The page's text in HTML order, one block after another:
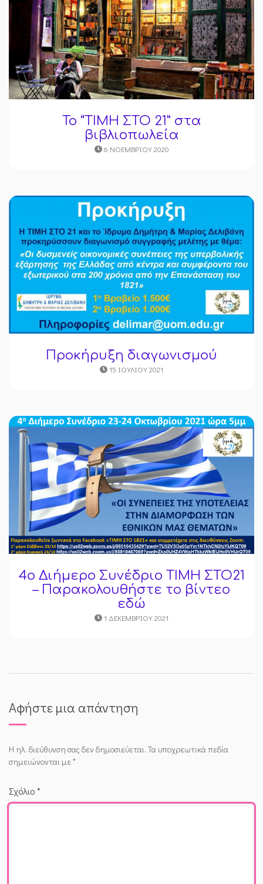
Το “ΤΙΜΗ ΣΤΟ 21” στα
βιβλιοπωλεία
6 ΝΟΕΜΒΡΊΟΥ 2020
Προκήρυξη διαγωνισμού
15 ΙΟΥΛΊΟΥ 2021
4o Διήμερο Συνέδριο ΤΙΜΗ ΣΤΟ21
– Παρακολουθήστε το βίντεο
εδώ
1 ΔΕΚΕΜΒΡΊΟΥ 2021
Αφήστε μια απάντηση
Η ηλ. διεύθυνση σας δεν δημοσιεύεται. Τα υποχρεωτικά πεδία
σημειώνονται με*
Σχόλιο*